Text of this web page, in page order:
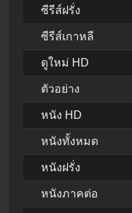
ซีรีส์ฝรั่ง
ซีรีส์เกาหลี
ดูใหม่ HD
ตัวอย่าง
หนัง HD
หนังทั้งหมด
หนังฝรั่ง
หนังภาคต่อ